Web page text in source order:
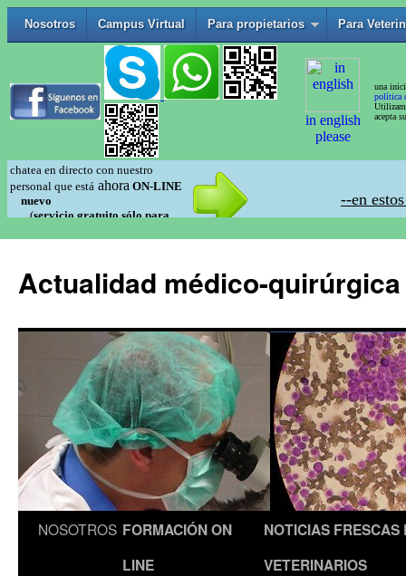
Actualidad médico-
NOSOTROS FORMACIÓN ON
LINE
NOTICIAS FRESCAS
VETERINARIOS